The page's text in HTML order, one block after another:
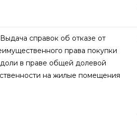
Выдача справок об отказе от
права покупки
доли в праве общей долевой
на жилые помещения